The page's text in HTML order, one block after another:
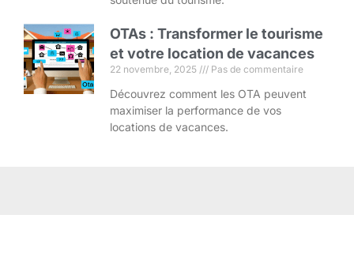
OTAs : Transformer le tourisme
et votre location de vacances
22 novembre, 2025 Pas de commentaire
Découvrez comment les OTA peuvent
maximiser la performance de vos
locations de vacances.